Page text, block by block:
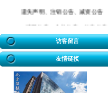
遗失声明、注销公告、减资公告
清算公告、合并公告、分立公告
催款公告、拆迁公告、海事公告
迁坟公告、法院公告、送达公告
开业公告、破产公告、协查公告
冒用声明、致歉公告、招标公告
访客留言
友情链接